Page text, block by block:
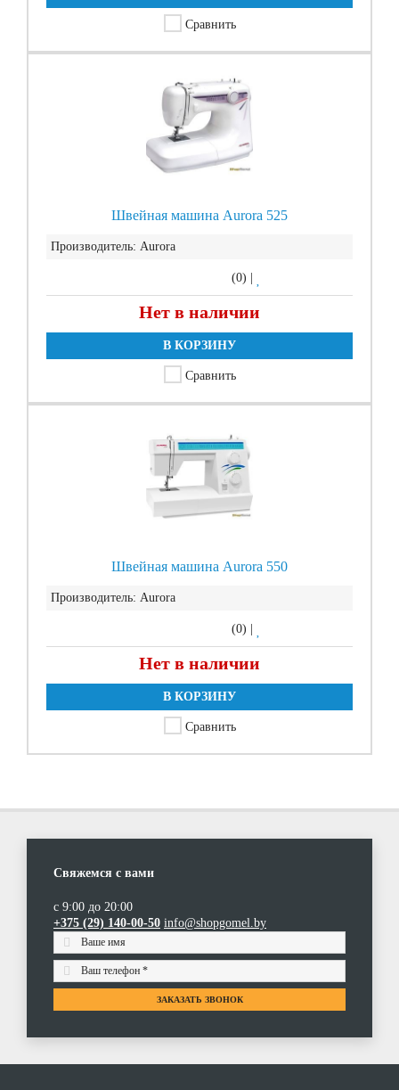
Сравнить
Швейная машина Aurora 525
Производитель: Aurora
(0)
Нет в наличии
В КОРЗИНУ
Сравнить
Швейная машина Aurora 550
Производитель: Aurora
(0)
Нет в наличии
В КОРЗИНУ
Сравнить
Свяжемся с вами
с 9:00 до 20:00
+375 (29) 140-00-50 info@shopgomel.by
ЗАКАЗАТЬ ЗВОНОК